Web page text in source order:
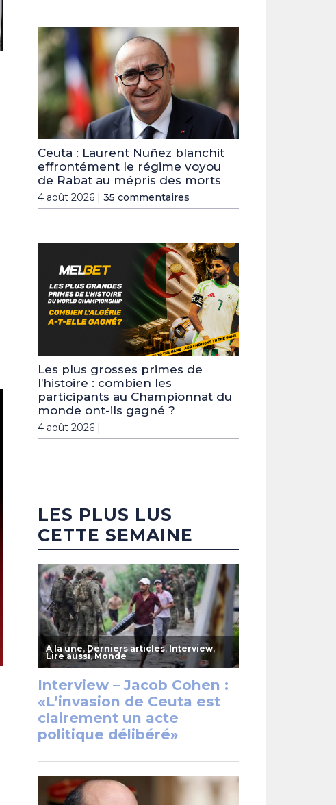
Ceuta : Laurent Nuñez blanchit
effrontément le régime voyou
de Rabat au mépris des morts
4 août 2026 | 35 commentaires
Les plus grosses primes de
l’histoire : combien les
participants au Championnat du
monde ont-ils gagné ?
4 août 2026 |
LES PLUS LUS
CETTE SEMAINE